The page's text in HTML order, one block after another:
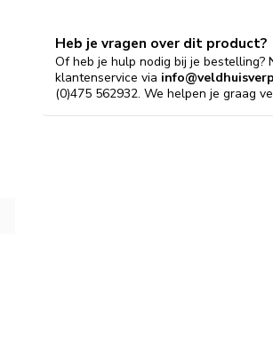
Heb je vragen over dit product?
Of heb je hulp nodig bij je bestelling?
klantenservice via
(0)475 562932. We helpen je graag